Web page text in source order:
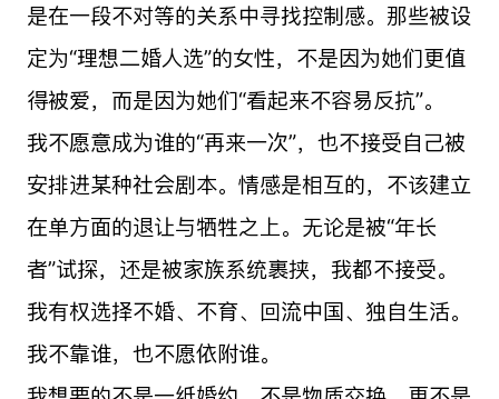
是在一段不对等的关系中寻找控制感。那些被设
定为“理想二婚人选”的女性，不是因为她们更值
得被爱，而是因为她们“看起来不容易反抗”。
我不愿意成为谁的“再来一次”，也不接受自己被
安排进某种社会剧本。情感是相互的，不该建立
在单方面的退让与牺牲之上。无论是被“年长
者”试探，还是被家族系统裹挟，我都不接受。
我有权选择不婚、不育、回流中国、独自生活。
我不靠谁，也不愿依附谁。